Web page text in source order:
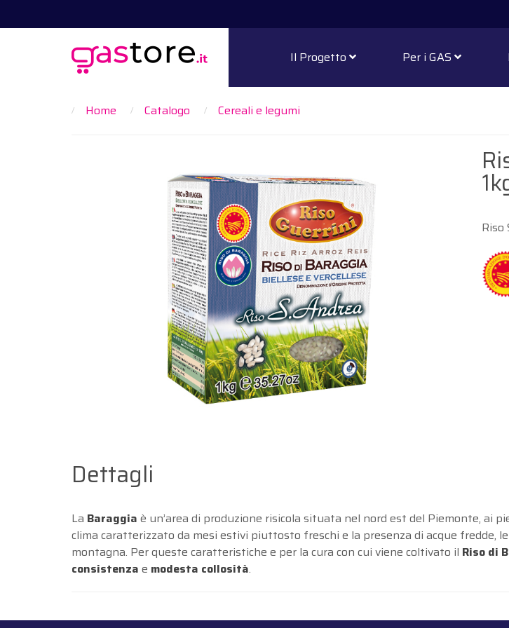
Il Progetto Per i GAS
Home Catalogo Cereali e legumi
Riso
Dettagli
La Baraggia è un’area di produzione risicola situata nel nord est del Piemonte, ai
clima caratterizzato da mesi estivi piuttosto freschi e la presenza di acque fredde,
montagna. Per queste caratteristiche e per la cura con cui viene coltivato il Riso di
consistenza e modesta collosità.